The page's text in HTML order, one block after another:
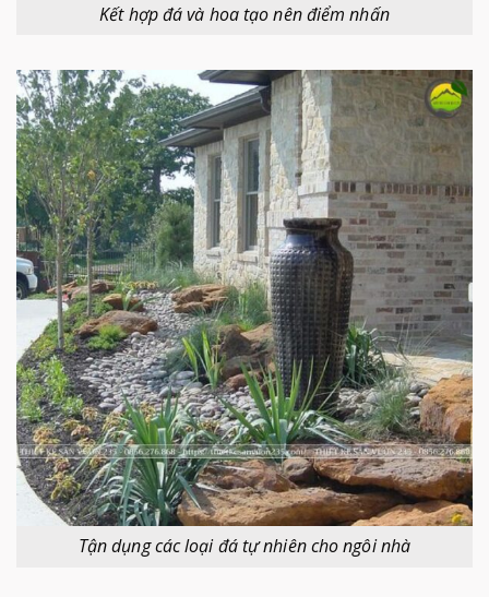
Kết hợp đá và hoa tạo nên điểm nhấn
Tận dụng các loại đá tự nhiên cho ngôi nhà